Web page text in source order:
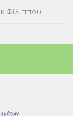
Φίλιππου